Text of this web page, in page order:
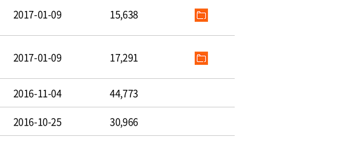
2017-01-09 15,638
2017-01-09 17,291
2016-11-04
44,773
2016-10-25 30,966